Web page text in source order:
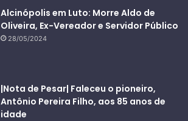
Alcinópolis em Luto: Morre Aldo de
Oliveira, Ex-Vereador e Servidor Público
28/05/2024
|Nota de Pesar| Faleceu o pioneiro,
Antônio Pereira Filho, aos 85 anos de
idade